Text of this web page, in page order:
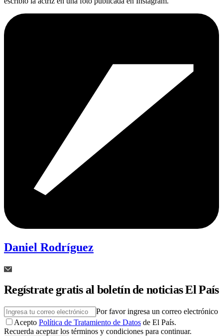
Daniel Rodríguez
Regístrate gratis al boletín de noticias El País
Por favor ingresa un correo electrónico
Acepto Política de Tratamiento de Datos de El País.
Recuerda aceptar los términos y condiciones para continuar.